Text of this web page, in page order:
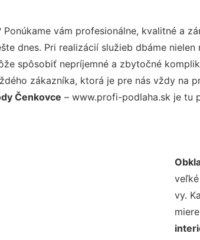
Ponúkame vám profesionálne, kvalitné a
dnes. Pri realizácií služieb dbáme
spôsobiť nepríjemné a zbytočné
zákazníka, ktorá je pre nás vždy
Čenkovce – www.profi-podlaha.sk je tu
vy.